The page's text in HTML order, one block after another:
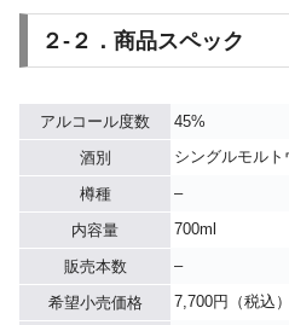
２-２．商品スペック
アルコール度数
45%
酒別
シングルモルト
樽種 –
内容量 700ml
販売本数 –
希望小売価格 7,700円（税込）